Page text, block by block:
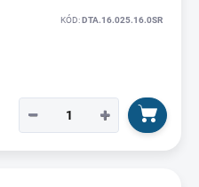
KÓD:DTA.16.025.16.0SR
+
−